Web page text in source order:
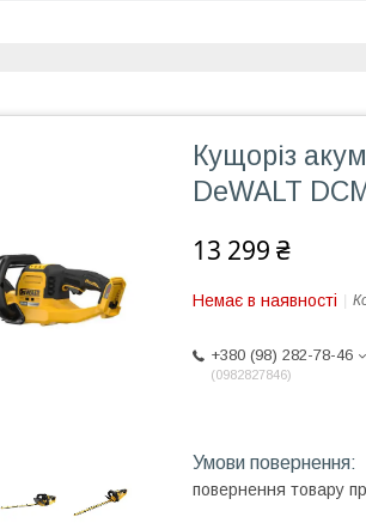
Кущоріз
DeWALT
13 299 ₴
Немає в наявності
+380 (98) 282-78-46
0982827846
повернення товару